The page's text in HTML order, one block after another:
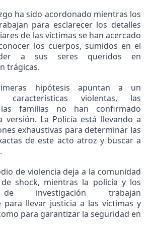
ha sido acordonado mientras los
para esclarecer los detalles
de las víctimas se han acercado
los cuerpos, sumidos en el
a sus seres queridos en
trágicas.
hipótesis apuntan a un
características violentas, las
familias no han confirmado
versión. La Policía está llevando a
exhaustivas para determinar las
de este acto atroz y buscar a
de violencia deja a la comunidad
shock, mientras la policía y los
de investigación trabajan
para llevar justicia a las víctimas y
para garantizar la seguridad en